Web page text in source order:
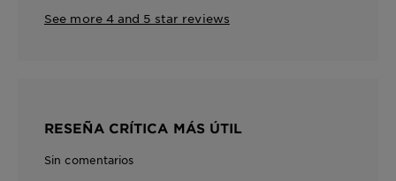
See more 4 and 5 star reviews
RESEÑA CRÍTICA MÁS ÚTIL
Sin comentarios